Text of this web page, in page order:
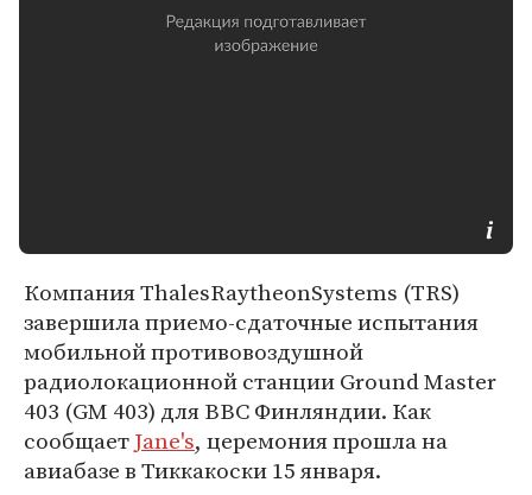
Компания ThalesRaytheonSystems (TRS)
завершила приемо-сдаточные испытания
мобильной противовоздушной
радиолокационной станции Ground Master
403 (GM 403) для ВВС Финляндии. Как
сообщаетJane's, церемония прошла на
авиабазе в Тиккакоски 15 января.